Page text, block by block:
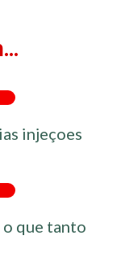
injeçoes
o que tanto